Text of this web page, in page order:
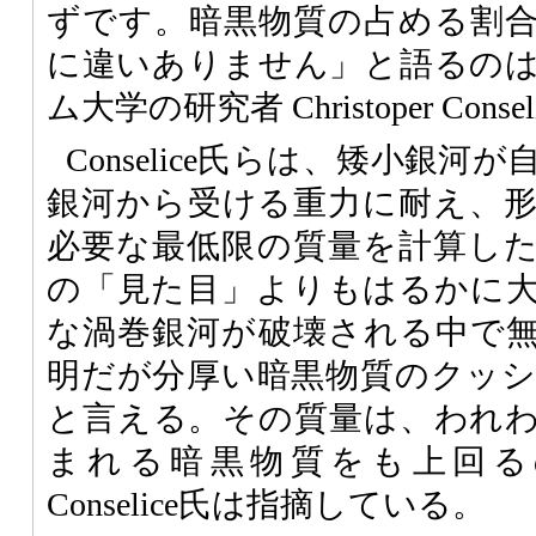
ずです。暗黒物質の占める割
に違いありません」と語るの
ム大学の研究者 Christoper
Conselice氏らは、矮小銀河が
銀河から受ける重力に耐え、
必要な最低限の質量を計算し
の「見た目」よりもはるかに
な渦巻銀河が破壊される中で
明だが分厚い暗黒物質のクッ
と言える。その質量は、われ
まれる暗黒物質をも上回
Conselice氏は指摘している。